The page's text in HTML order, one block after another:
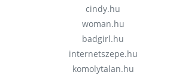
cindy.hu
woman.hu
badgirl.hu
internetszepe.hu
komolytalan.hu